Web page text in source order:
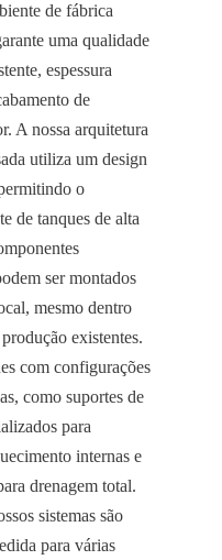
de fábrica
uma qualidade
espessura
de
A nossa arquitetura
utiliza um design
o
de tanques de alta
ser montados
mesmo dentro
existentes.
com configurações
como suportes de
para
internas e
drenagem total.
sistemas são
para várias